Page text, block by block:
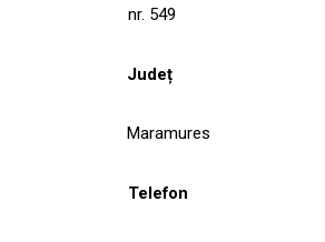
nr. 549
Județ
Maramures
Telefon